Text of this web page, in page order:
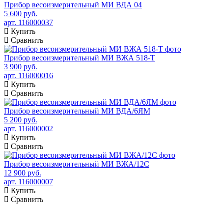
Прибор весоизмерительный МИ ВДА 04
5 600 руб.
арт. 116000037
Купить
Сравнить
Прибор весоизмерительный МИ ВЖА 518-Т
3 900 руб.
арт. 116000016
Купить
Сравнить
Прибор весоизмерительный МИ ВДА/6ЯМ
5 200 руб.
арт. 116000002
Купить
Сравнить
Прибор весоизмерительный МИ ВЖА/12С
12 900 руб.
арт. 116000007
Купить
Сравнить